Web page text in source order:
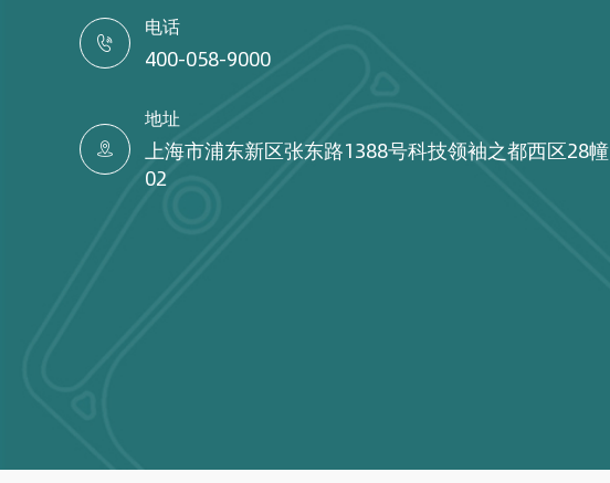

电话
400-058-9000

地址
上海市浦东新区张东路1388号科技领袖之都西区28幢
02